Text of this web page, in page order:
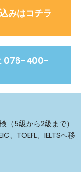
みはコチラ
076-400-
（5級から2級まで）
、TOEFL、IELTSへ移